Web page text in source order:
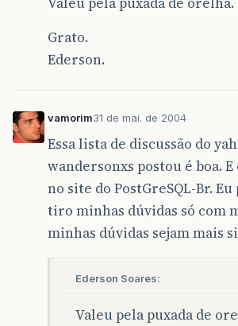
Grato.
Ederson.
vamorim31 de mai. de 2004
Essa lista de discussão do
wandersonxs postou é boa.
no site do PostGreSQL-Br.
tiro minhas dúvidas só com
minhas dúvidas sejam mais
Ederson Soares:
Valeu pela puxada de